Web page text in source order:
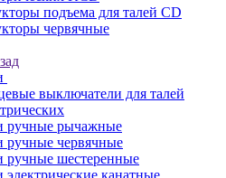
подъема для талей CD
червячные
выключатели для талей
ручные рычажные
ручные червячные
ручные шестеренные
электрические канатные